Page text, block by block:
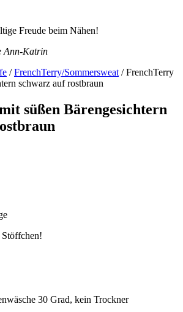
Freude beim Nähen!
Ann-Katrin
/FrenchTerry/Sommersweat / FrenchTerry
schwarz auf rostbraun
süßen Bärengesichtern
Stöffchen!
30 Grad, kein Trockner